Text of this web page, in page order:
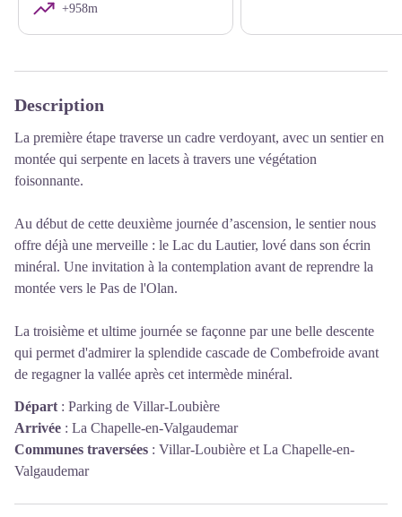
+958m
Description
La première étape traverse un cadre verdoyant, avec un sentier en
montée qui serpente en lacets à travers une végétation
foisonnante.
Au début de cette deuxième journée d’ascension, le sentier nous
offre déjà une merveille : le Lac du Lautier, lové dans son écrin
minéral. Une invitation à la contemplation avant de reprendre la
montée vers le Pas de l'Olan.
La troisième et ultime journée se façonne par une belle descente
qui permet d'admirer la splendide cascade de Combefroide avant
de regagner la vallée après cet intermède minéral.
Départ : Parking de Villar-Loubière
Arrivée : La Chapelle-en-Valgaudemar
Communes traversées : Villar-Loubière et La Chapelle-en-
Valgaudemar